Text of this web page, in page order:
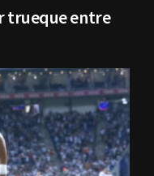
trueque entre